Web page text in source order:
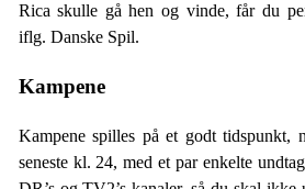
Rica skulle gå hen og vinde, får du
iflg. Danske Spil.
Kampene
Kampene spilles på et godt
seneste kl. 24, med et par enkelte